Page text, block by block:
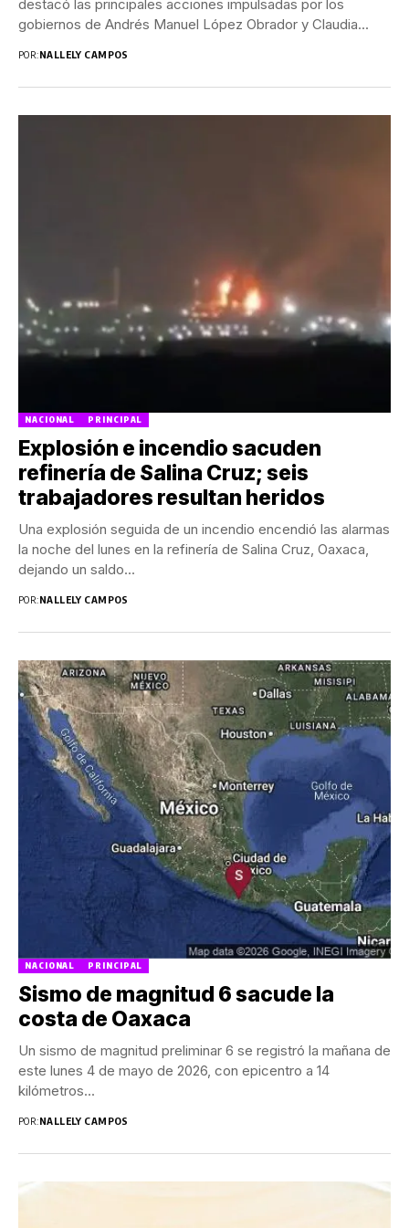
destacó las principales acciones impulsadas por los
gobiernos de Andrés Manuel López Obrador y Claudia...
POR:NALLELY CAMPOS
NACIONAL PRINCIPAL
Explosión e incendio sacuden
refinería de Salina Cruz; seis
trabajadores resultan heridos
Una explosión seguida de un incendio encendió las alarmas
la noche del lunes en la refinería de Salina Cruz, Oaxaca,
dejando un saldo...
POR:NALLELY CAMPOS
NACIONAL PRINCIPAL
Sismo de magnitud 6 sacude la
costa de Oaxaca
Un sismo de magnitud preliminar 6 se registró la mañana de
este lunes 4 de mayo de 2026, con epicentro a 14
kilómetros...
POR:NALLELY CAMPOS